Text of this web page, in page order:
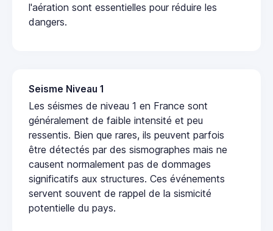
l'aération sont essentielles pour réduire les
dangers.
Seisme Niveau 1
Les séismes de niveau 1 en France sont
généralement de faible intensité et peu
ressentis. Bien que rares, ils peuvent parfois
être détectés par des sismographes mais ne
causent normalement pas de dommages
significatifs aux structures. Ces événements
servent souvent de rappel de la sismicité
potentielle du pays.